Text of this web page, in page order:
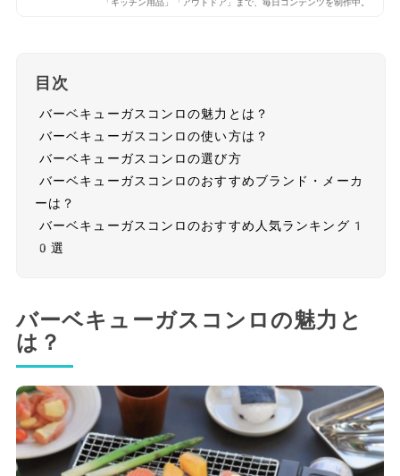
「キッチン用品」「アウトドア」まで、毎日コンテンツを制作中。
目次
バーベキューガスコンロの魅力とは？
バーベキューガスコンロの使い方は？
バーベキューガスコンロの選び方
バーベキューガスコンロのおすすめブランド・メーカ
ーは？
バーベキューガスコンロのおすすめ人気ランキング1
0選
バーベキューガスコンロの魅力と
は？